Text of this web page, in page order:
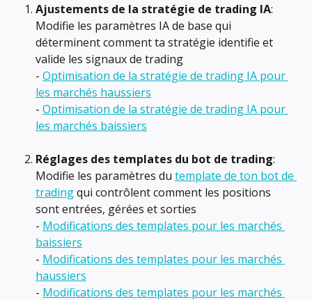
Ajustements de la stratégie de trading IA:
Modifie les paramètres IA de base qui
déterminent comment ta stratégie identifie et
valide les signaux de trading
- Optimisation de la stratégie de trading IA pour
les marchés haussiers
- Optimisation de la stratégie de trading IA pour
les marchés baissiers
Réglages des templates du bot de trading:
Modifie les paramètres du template de ton bot de
trading qui contrôlent comment les positions
sont entrées, gérées et sorties
- Modifications des templates pour les marchés
baissiers
- Modifications des templates pour les marchés
haussiers
- Modifications des templates pour les marchés